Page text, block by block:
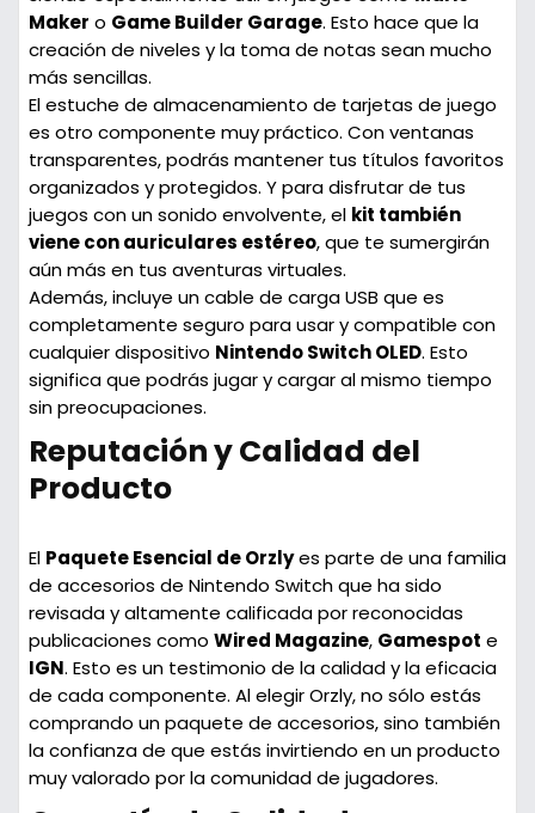
Maker o Game Builder Garage. Esto hace que la
creación de niveles y la toma de notas sean mucho
más sencillas.
Elestuche de almacenamiento de tarjetas de juego
es otro componente muy práctico. Con ventanas
transparentes, podrás mantener tus títulos favoritos
organizados y protegidos. Y para disfrutar de tus
juegos con un sonido envolvente, el kit también
viene con auriculares estéreo, que te sumergirán
aún más en tus aventuras virtuales.
Además, incluye uncable de carga USB que es
completamente seguro para usar y compatible con
cualquier dispositivo Nintendo Switch OLED. Esto
significa que podrás jugar y cargar al mismo tiempo
sin preocupaciones.
Reputación y Calidad del
Producto
El Paquete Esencial de Orzlyes parte de una familia
de accesorios de Nintendo Switch que ha sido
revisada y altamente calificada por reconocidas
publicaciones como Wired Magazine, Gamespot e
IGN. Esto es un testimonio de la calidad y la eficacia
de cada componente. Al elegir Orzly, no sólo estás
comprando un paquete de accesorios, sino también
la confianza de que estás invirtiendo en un producto
muy valorado por la comunidad de jugadores.